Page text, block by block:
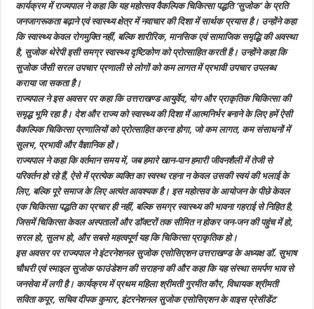
कार्यक्रम में राज्यपाल ने कहा कि यह महोत्सव वैकल्पिक चिकित्सा पद्धति ‘सुजोक’ के प्रति
जनजागरूकता बढ़ाने एवं स्वास्थ्य क्षेत्र में नवाचार की दिशा में सार्थक प्रयास है। उन्होंने कहा
कि स्वास्थ्य केवल रोगमुक्ति नहीं, बल्कि शारीरिक, मानसिक एवं सामाजिक समृद्धि की अवस्था
है, सुजोक थेरेपी इसी समग्र स्वास्थ्य दृष्टिकोण को प्रोत्साहित करती है। उन्होंने कहा कि
सुजोक जैसी सरल उपचार प्रणाली से लोगों को कम लागत में प्रभावी उपचार उपलब्ध
कराया जा सकता है।
राज्यपाल ने इस अवसर पर कहा कि उत्तराखण्ड आयुर्वेद, योग और प्राकृतिक चिकित्सा की
समृद्ध भूमि रहा है। देश और राज्य को स्वास्थ्य की दिशा में आत्मनिर्भर बनाने के लिए हमें ऐसी
वैकल्पिक चिकित्सा प्रणालियों को प्रोत्साहित करना होगा, जो कम लागत, कम संसाधनों में
सुलभ, प्रभावी और वैज्ञानिक हों।
राज्यपाल ने कहा कि वर्तमान समय में, जब हमारे खान-पान हमारी जीवनशैली में तेजी से
परिवर्तन हो रहे हैं, ऐसे में प्रत्येक व्यक्ति का स्वस्थ रहना न केवल उसकी स्वयं की भलाई के
लिए, बल्कि पूरे समाज के लिए अत्यंत आवश्यक है। इस महोत्सव के आयोजन के पीछे केवल
एक चिकित्सा पद्धति का प्रचार ही नहीं, बल्कि समग्र स्वास्थ्य की भावना गहराई से निहित है,
जिसमें चिकित्सा केवल अस्पतालों और डॉक्टरों तक सीमित न होकर जन-जन की पहुंच में हो,
सरल हो, सुलभ हो, और सबसे महत्वपूर्ण यह कि चिकित्सा प्राकृतिक हो।
इस अवसर पर राज्यपाल ने इंटरनेशनल सुजोक एसोसिएशन उत्तराखण्ड के अध्यक्ष डॉ. सुभाष
चौधरी एवं स्माइल सुजोक फाउंडेशन की सराहना की और कहा कि यह संस्था समर्पण भाव से
जनसेवा में लगी है। कार्यक्रम में प्रथम महिला श्रीमती गुरमीत कौर, विधायक श्रीमती
सविता कपूर, सचिव दीपक कुमार, इंटरनेशनल सुजोक एसोसिएशन के वाइस प्रेसीडेंट